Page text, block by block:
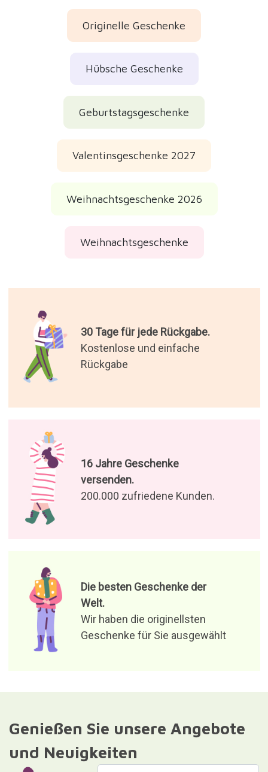
Originelle Geschenke
Hübsche Geschenke
Geburtstagsgeschenke
Valentinsgeschenke 2027
Weihnachtsgeschenke 2026
Weihnachtsgeschenke
30 Tage für jede Rückgabe.
Kostenlose und einfache
Rückgabe
16 Jahre Geschenke
versenden.
200.000 zufriedene Kunden.
Die besten Geschenke der
Welt.
Wir haben die originellsten
Geschenke für Sie ausgewählt
Genießen Sie unsere Angebote
und Neuigkeiten